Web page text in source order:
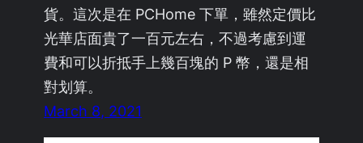
貨。這次是在 PCHome 下單，雖然定價比
光華店面貴了一百元左右，不過考慮到運
費和可以折抵手上幾百塊的 P 幣，還是相
對划算。
March 8, 2021